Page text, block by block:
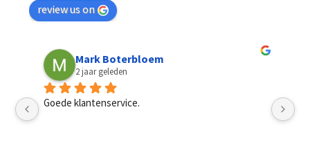
review us on
Mark Boterbloem
2 jaar geleden
Goede klantenservice.